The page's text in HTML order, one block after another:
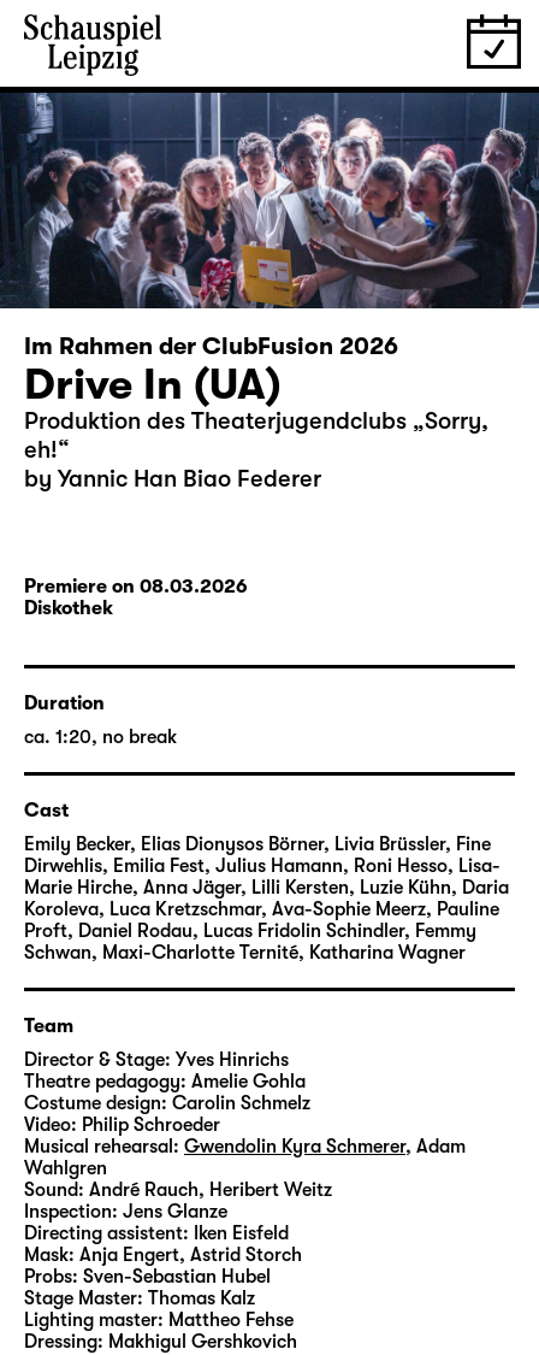
Im Rahmen der ClubFusion 2026
Drive In (UA)
Produktion des Theaterjugendclubs „Sorry,
eh!“
by Yannic Han Biao Federer
Premiere on 08.03.2026
Diskothek
Duration
ca. 1:20, no break
Cast
Emily Becker, Elias Dionysos Börner, Livia Brüssler, Fine
Dirwehlis, Emilia Fest, Julius Hamann, Roni Hesso, Lisa-
Marie Hirche, Anna Jäger, Lilli Kersten, Luzie Kühn, Daria
Koroleva, Luca Kretzschmar, Ava-Sophie Meerz, Pauline
Proft, Daniel Rodau, Lucas Fridolin Schindler, Femmy
Schwan, Maxi-Charlotte Ternité, Katharina Wagner
Team
Director & Stage: Yves Hinrichs
Theatre pedagogy: Amelie Gohla
Costume design: Carolin Schmelz
Video: Philip Schroeder
Musical rehearsal: Gwendolin Kyra Schmerer, Adam
Wahlgren
Sound: André Rauch, Heribert Weitz
Inspection: Jens Glanze
Directing assistent:
Iken Eisfeld
Mask: Anja Engert, Astrid Storch
Probs: Sven-Sebastian Hubel
Stage Master: Thomas Kalz
Lighting master: Mattheo Fehse
Dressing: Makhigul Gershkovich